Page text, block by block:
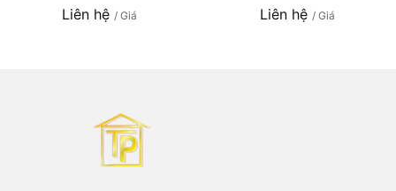
Liên hệ / Giá
Liên hệ / Giá